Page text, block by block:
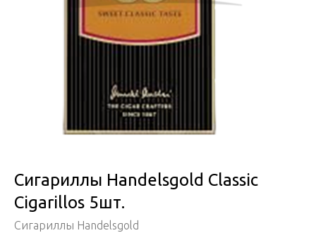
Сигариллы Handelsgold Classic
Cigarillos 5шт.
Сигариллы Handelsgold